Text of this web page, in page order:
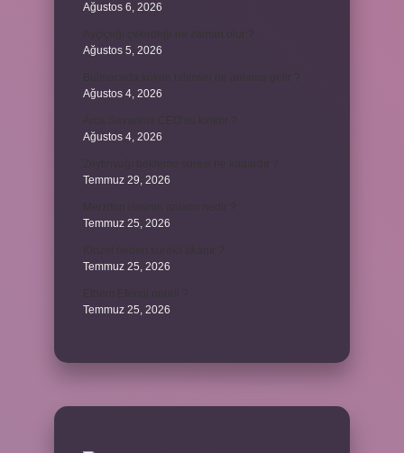
Ağustos 6, 2026
Ağustos 5, 2026
Ağustos 4, 2026
Ağustos 4, 2026
Temmuz 29, 2026
Temmuz 25, 2026
Temmuz 25, 2026
Temmuz 25, 2026